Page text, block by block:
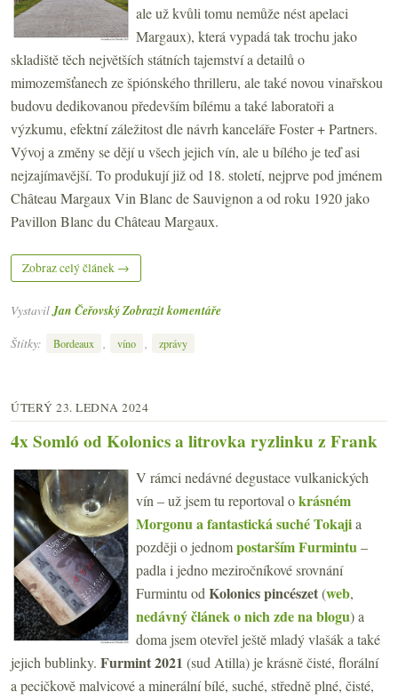
ale už kvůli tomu nemůže nést apelaci
Margaux), která vypadá tak trochu jako
skladiště těch největších státních tajemství a detailů o
mimozemšťanech ze špiónského thrilleru, ale také novou vinařskou
budovu dedikovanou především bílému a také laboratoři a
výzkumu, efektní záležitost dle návrh kanceláře Foster + Partners.
Vývoj a změny se dějí u všech jejich vín, ale u bílého je teď asi
nejzajímavější. To produkují již od 18. století, nejprve pod jménem
Château Margaux Vin Blanc de Sauvignon a od roku 1920 jako
Pavillon Blanc du Château Margaux.
Zobraz celý článek →
VystavilJan ČeřovskýZobrazit komentáře
Štítky:
Bordeaux víno zprávy
ÚTERÝ 23. LEDNA 2024
4x Somló od Kolonics a litrovka ryzlinku z Frank
V rámci nedávné degustace vulkanických
vín – už jsem tu reportoval okrásném
Morgonu a fantastická suché Tokajia
později o jednompostarším Furmintu–
padla i jedno meziročníkové srovnání
Furmintu od Kolonics pincészet(web,
nedávný článek o nich zde na blogu) a
doma jsem otevřel ještě mladý vlašák a také
jejich bublinky. Furmint 2021 (sud Atilla) je krásně čisté, florální
a pecičkově malvicové a minerální bílé, suché, středně plné, čisté,